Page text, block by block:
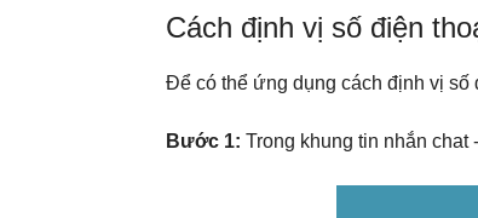
Cách định vị số điện
Để có thể ứng dụng cách định vị số
Bước 1: Trong khung tin nhắn chat